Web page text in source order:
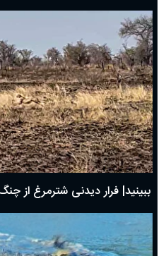
ببینید| فرار دیدنی شترمرغ از